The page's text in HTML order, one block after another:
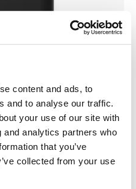
content and ads, to
and to analyse our traffic.
your use of our site with
analytics partners who
that you’ve
collected from your use